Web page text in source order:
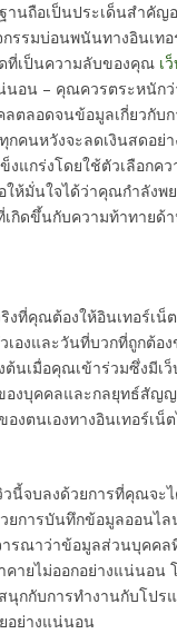
นถือเป็นประเด็นสำคัญ
รรมบ่อนพนันทางอินเท
ดที่เป็นความลับของคุณ เ
นอน – คุณควรตระหนัก
ลตลอดจนข้อมูลเกี่ยวกับ
คนหวังจะลดเงินสดอย่
แกร่งโดยใช้ตัวเลือกค
ห้มั่นใจได้ว่าคุณกำลังพ
เกิดขึ้นกับความท้าทาย
งที่คุณต้องให้อินเทอร์เ
องและวันที่บวกที่ถูกต้อ
ต้นเมื่อคุณเข้าร่วมซึ่งมีเ
งบุคคลและกลยุทธ์สัญญ
งตนเองทางอินเทอร์เน็
นี้จบลงด้วยการที่คุณจะ
วยการบันทึกข้อมูลออนไ
ารณาว่าข้อมูลส่วนบุคคล
คายไม่ออกอย่างแน่นอน
กกับการทำงานกับโปร
อย่างแน่นอน